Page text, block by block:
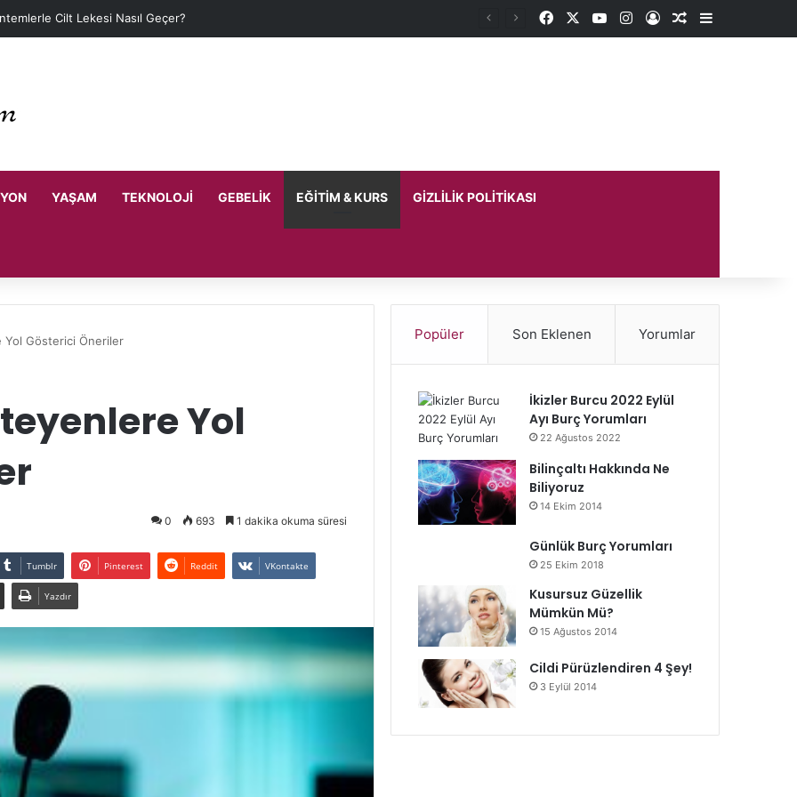
Cilt Lekesi Nasıl Geçer? FacebookYouTubeInstagram
Kayıt OlRastgele Makale
Kenar
YAŞAM TEKNOLOJI GEBELIK EĞITIM & KURS GIZLILIK POLITIKASI
Yol Gösterici Öneriler
Yol
0 693 1 dakika okuma süresi
Tumblr Pinterest Reddit VKontakte
Yazdır
Popüler Son Eklenen Yorumlar
İkizler Burcu 2022 Eylül
Ayı Burç Yorumları
22 Ağustos 2022
Bilinçaltı Hakkında Ne
Biliyoruz
14 Ekim 2014
Günlük Burç Yorumları
25 Ekim 2018
Kusursuz Güzellik
Mümkün Mü?
15 Ağustos 2014
Cildi Pürüzlendiren 4 Şey!
3 Eylül 2014